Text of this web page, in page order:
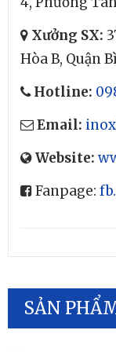
Xưởng SX:
Hòa B, Quận
Hotline:
Email:
Website:
Fanpage:
SẢN